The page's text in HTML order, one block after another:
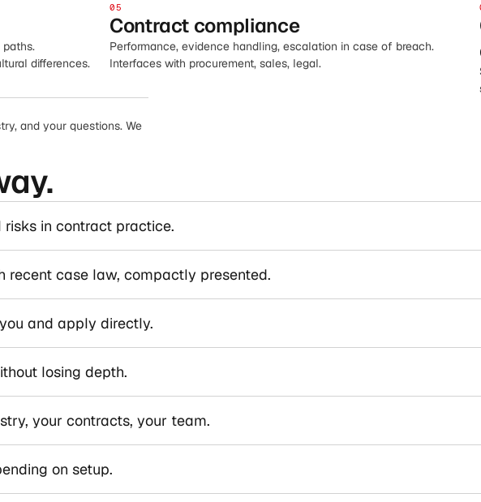
differences.
05
Contract compliance
Performance, evidence handling, escalation in case of breach.
Interfaces with procurement, sales, legal.
and your questions. We
in contract practice.
recent case law, compactly presented.
and apply directly.
losing depth.
your contracts, your team.
on setup.